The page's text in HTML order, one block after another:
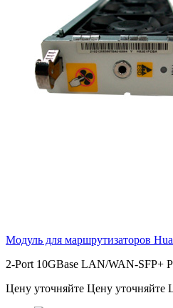
Модуль для маршрутизаторов
2-Port 10GBase LAN/WAN-SFP+
Цену уточняйте Цену уточняйте